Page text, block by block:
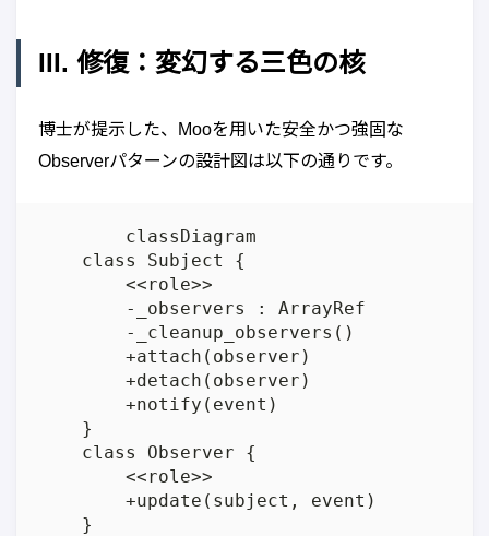
III. 修復：変幻する三色の核
博士が提示した、Mooを用いた安全かつ強固な
Observerパターンの設計図は以下の通りです。
    class Subject {
        <<role>>
        -_observers : ArrayRef
        -_cleanup_observers()
        +attach(observer)
        +detach(observer)
        +notify(event)
    }
    class Observer {
        <<role>>
        +update(subject, event)
    }